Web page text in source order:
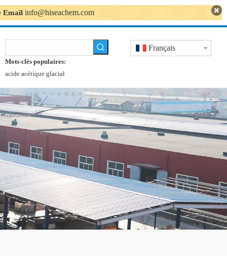
Email info@hiseachem.com
Mots-clés populaires:
acide acétique glacial
Français